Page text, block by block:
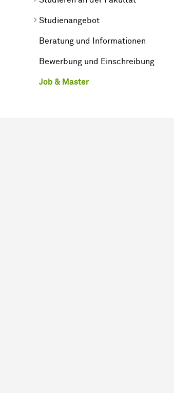
Studienangebot
Beratung und Informationen
Bewerbung und Einschreibung
Job & Master